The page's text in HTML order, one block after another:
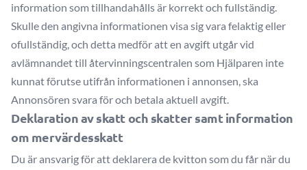
information som tillhandahålls är korrekt och fullständig.
Skulle den angivna informationen visa sig vara felaktig eller
ofullständig, och detta medför att en avgift utgår vid
avlämnandet till återvinningscentralen som Hjälparen inte
kunnat förutse utifrån informationen i annonsen, ska
Annonsören svara för och betala aktuell avgift.
Deklaration av skatt och skatter samt information
om mervärdesskatt
Du är ansvarig för att deklarera de kvitton som du får när du